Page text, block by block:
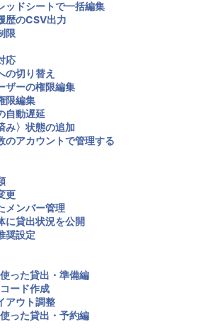
ッドシートで一括編集
歴のCSV出力
限
応
の切り替え
ザーの権限編集
限編集
自動遅延
み〉状態の追加
のアカウントで管理する
更
メンバー管理
に貸出状況を公開
奨設定
った貸出・準備編
ード作成
アウト調整
った貸出・予約編